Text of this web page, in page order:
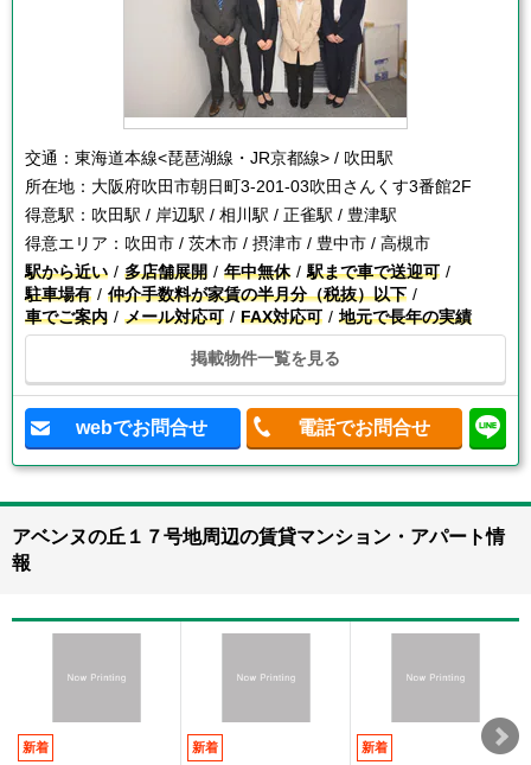
交通： 東海道本線<琵琶湖線・JR京都線> / 吹田駅
所在地： 大阪府吹田市朝日町3-201-03吹田さんくす3番館2F
得意駅： 吹田駅 / 岸辺駅 / 相川駅 / 正雀駅 / 豊津駅
得意エリア： 吹田市 / 茨木市 / 摂津市 / 豊中市 / 高槻市
駅から近い
多店舗展開 年中無休
駅まで車で送迎可
駐車場有
仲介手数料が家賃の半月分（税抜）以下
車でご案内
メール対応可 FAX対応可 地元で長年の実績
掲載物件一覧を見る
webでお問合せ 電話でお問合せ
アベンヌの丘１７号地周辺の賃貸マンション・アパート情
報
新着 新着 新着